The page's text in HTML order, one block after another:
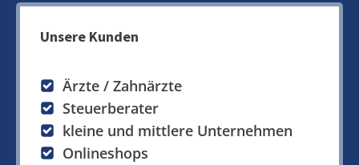
Unsere Kunden
Ärzte / Zahnärzte
Steuerberater
kleine und mittlere Unternehmen
Onlineshops